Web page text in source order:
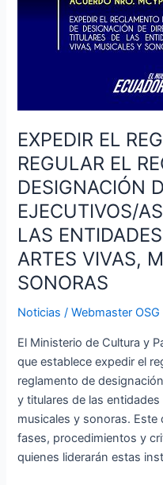
EXPEDIR EL
REGULAR EL
DESIGNACIÓN
EJECUTIVOS/
LAS
ARTES VIVAS,
SONORAS
Noticias /Webmaster OSG
El Ministerio de Cultura y
que establece expedir el
reglamento de
y titulares de las
musicales y sonoras.
fases, procedimientos y
quienes liderarán estas
ENTIDADES
MUSICALES
Y
SONORAS